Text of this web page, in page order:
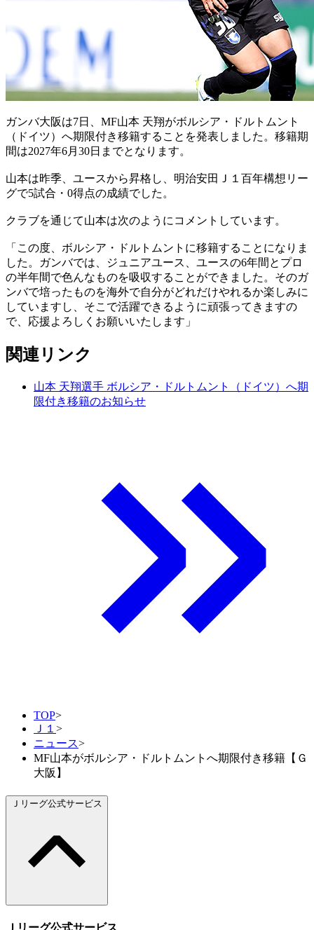
ガンバ大阪は7日、MF山本 天翔がボルシア・ドルトムント
（ドイツ）へ期限付き移籍することを発表しました。移籍期
間は2027年6月30日までとなります。
山本は昨季、ユースから昇格し、明治安田Ｊ１百年構想リー
グで5試合・0得点の成績でした。
クラブを通じて山本は次のようにコメントしています。
「この度、ボルシア・ドルトムントに移籍することになりま
した。ガンバでは、ジュニアユース、ユースの6年間とプロ
の半年間で色んなものを吸収することができました。そのガ
ンバで培ったものを海外で自分がどれだけやれるか楽しみに
していますし、そこで活躍できるように頑張ってきますの
で、応援よろしくお願いいたします」
関連リンク
山本 天翔選手 ボルシア・ドルトムント（ドイツ）へ期
限付き移籍のお知らせ
TOP>
Ｊ１ >
ニュース>
MF山本がボルシア・ドルトムントへ期限付き移籍【Ｇ
大阪】
Ｊリーグ公式サービス
Ｊリーグ公式サービス